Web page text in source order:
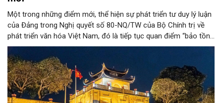
Một trong những điểm mới, thể hiện sự phát triển tư duy lý luận
của Đảng trong Nghị quyết số 80-NQ/TW của Bộ Chính trị về
phát triển văn hóa Việt Nam, đó là tiếp tục quan điểm “bảo tồn
và phát huy giá trị di sản văn hóa gắn kết với phát triển kinh tế -
xã hội và du lịch”; đồng thời, nâng lên một tầm cao mới: “phát
triển kinh tế di sản”.